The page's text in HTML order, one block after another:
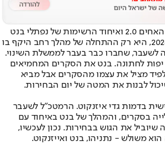
ההודעה הדרמטית על ברית האחים 2.0 ואיחוד הרשימות של נפתלי בנט
ויאיר לפיד לקראת בחירות 2026, היא רק ההתחלה של מהלך רחב היקף בו
לשעבר, שחברו כבר בעבר לממשלת השינוי.
יפות לחתונה. בנט את הסקרים המחמיאים
לפיד מציל את עצמו מהסקרים אבל מביא
לבנות את המטה של יום הבחירות.
בדמות גדי איזנקוט. הרמטכ"ל לשעבר
בסקרים, והמהלך של בנט באיחוד עם
שיוביל את הגוש בבחירות. נכון לעכשיו,
משולש - נתניהו, בנט ואייזנקוט.